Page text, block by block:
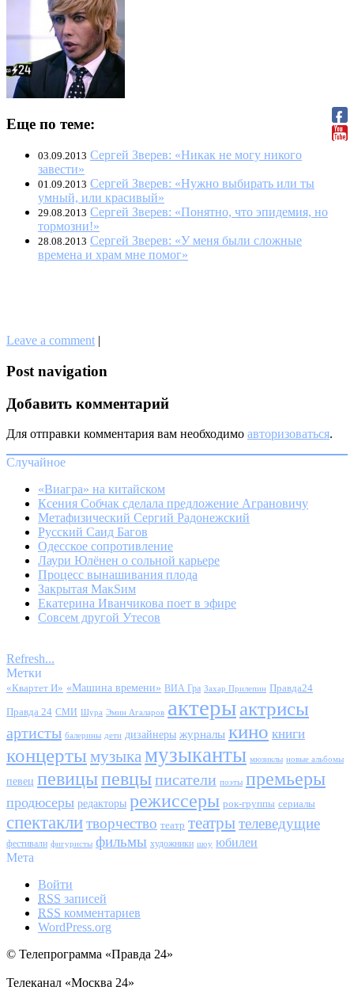
Еще по теме:
03.09.2013 Сергей Зверев: «Никак не могу никого
завести»
01.09.2013 Сергей Зверев: «Нужно выбирать или ты
умный, или красивый»
29.08.2013 Сергей Зверев: «Понятно, что эпидемия, но
тормозни!»
28.08.2013 Сергей Зверев: «У меня были сложные
времена и храм мне помог»
Leave a comment |
Post navigation
Добавить комментарий
Для отправки комментария вам необходимо авторизоваться.
Случайное
«Виагра» на китайском
Ксения Собчак сделала предложение Аграновичу
Метафизический Сергий Радонежский
Русский Саид Багов
Одесское сопротивление
Лаури Юлёнен о сольной карьере
Процесс вынашивания плода
Закрытая МакSим
Екатерина Иванчикова поет в эфире
Совсем другой Утесов
Refresh...
Метки
«Квартет И» «Машина времени» ВИА Гра Захар Прилепин Правда24
Правда 24 СМИ Шура Эмин Агаларов актерыактрисы
артисты балерины дети дизайнеры журналы кино книги
концерты музыкамузыканты мюзиклы новые альбомы
певец певицыпевцыписатели поэты премьеры
продюсеры редакторы режиссеры рок-группы сериалы
спектаклитворчество театр театрытелеведущие
фестивали фигуристы фильмы художники шоу юбилеи
Мета
Войти
RSS записей
RSS комментариев
WordPress.org
© Телепрограмма «Правда 24»
Телеканал «Москва 24»